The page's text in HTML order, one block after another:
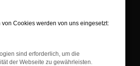
Postadresse:
von Cookies werden von uns eingesetzt:
sind erforderlich, um die
der Webseite zu gewährleisten.